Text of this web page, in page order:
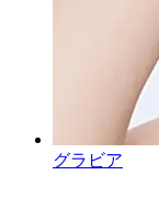
グラビア